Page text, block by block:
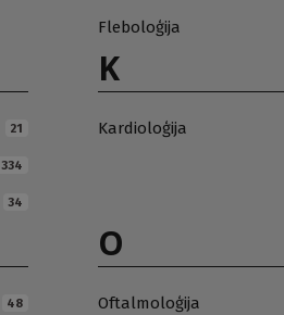
Fleboloģija
21
334
34
K
Kardioloģija
48
O
Oftalmoloģija